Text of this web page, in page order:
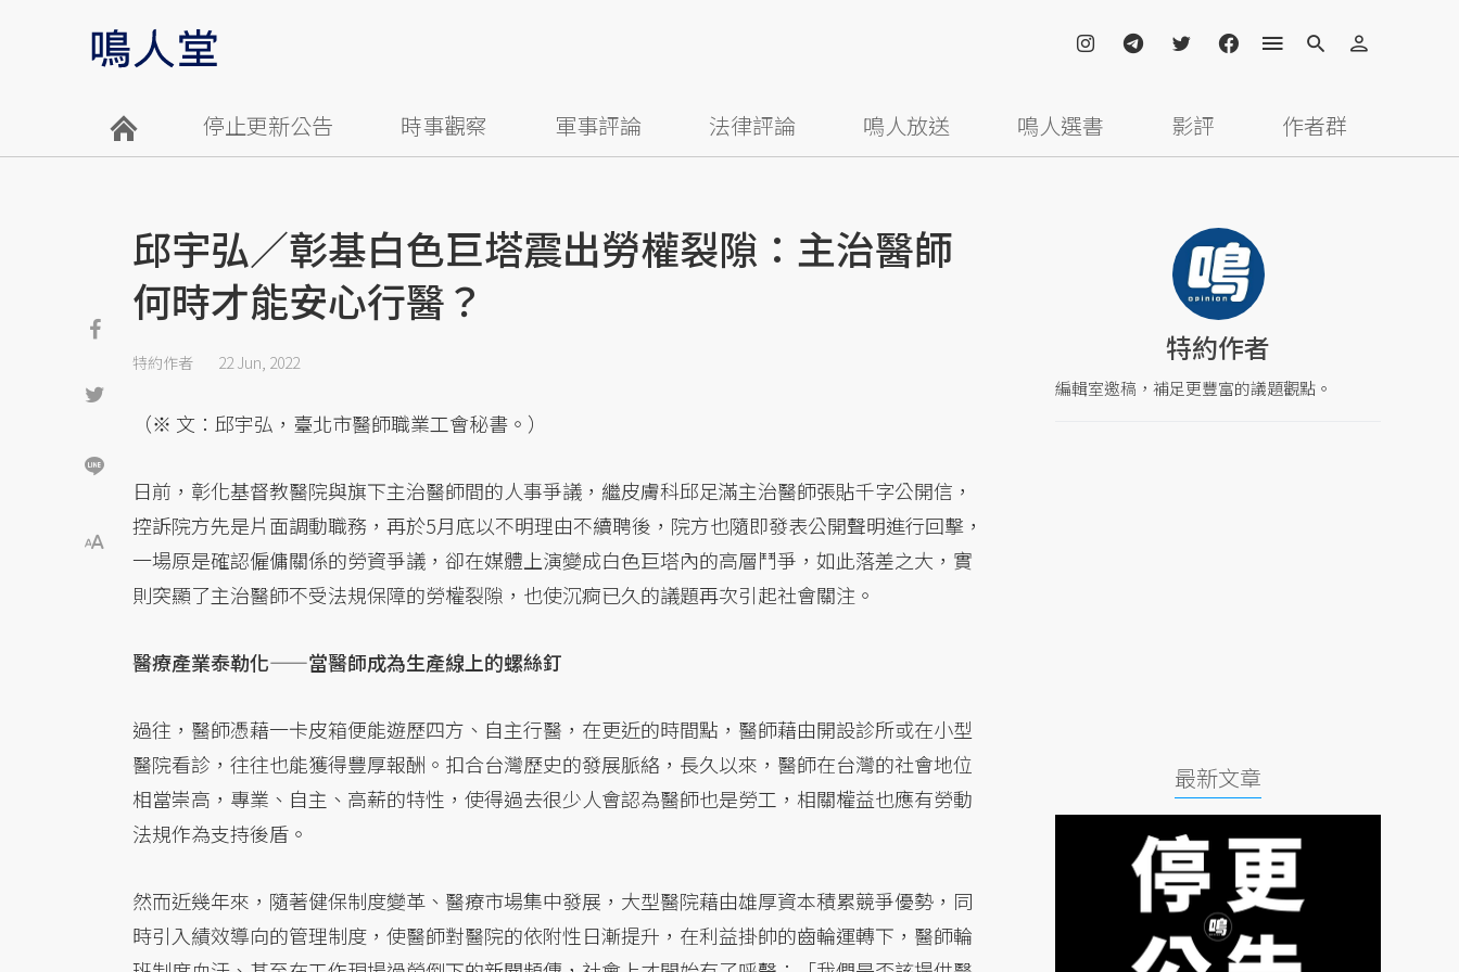
停止更新公告 時事觀察 軍事評論 法律評論 鳴人放送 鳴人選書 影評 作者群
邱宇弘／彰基白色巨塔震出勞權裂隙：主治醫師
何時才能安心行醫？
特約作者 22 Jun, 2022
（※ 文：邱宇弘，臺北市醫師職業工會秘書。）
日前，彰化基督教醫院與旗下主治醫師間的人事爭議，繼皮膚科邱足滿主治醫師張貼千字公開信，
控訴院方先是片面調動職務，再於5月底以不明理由不續聘後，院方也隨即發表公開聲明進行回擊，
一場原是確認僱傭關係的勞資爭議，卻在媒體上演變成白色巨塔內的高層鬥爭，如此落差之大，實
則突顯了主治醫師不受法規保障的勞權裂隙，也使沉痾已久的議題再次引起社會關注。
醫療產業泰勒化——當醫師成為生產線上的螺絲釘
過往，醫師憑藉一卡皮箱便能遊歷四方、自主行醫，在更近的時間點，醫師藉由開設診所或在小型
醫院看診，往往也能獲得豐厚報酬。扣合台灣歷史的發展脈絡，長久以來，醫師在台灣的社會地位
相當崇高，專業、自主、高薪的特性，使得過去很少人會認為醫師也是勞工，相關權益也應有勞動
法規作為支持後盾。
然而近幾年來，隨著健保制度變革、醫療市場集中發展，大型醫院藉由雄厚資本積累競爭優勢，同
時引入績效導向的管理制度，使醫師對醫院的依附性日漸提升，在利益掛帥的齒輪運轉下，醫師輪
特約作者
編輯室邀稿，補足更豐富的議題觀點。
最新文章